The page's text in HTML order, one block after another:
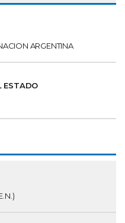
ARGENTINA
ESTADO